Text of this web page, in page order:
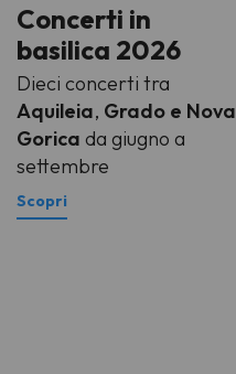
Concerti in
basilica 2026
Dieci concerti tra
Aquileia, Grado e Nova
Gorica da giugno a
settembre